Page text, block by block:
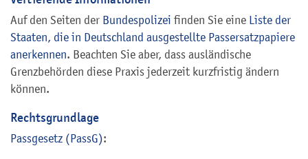
Auf den Seiten der Bundespolizei finden Sie eine Liste der
Staaten, die in Deutschland ausgestellte Passersatzpapiere
anerkennen. Beachten Sie aber, dass ausländische
Grenzbehörden diese Praxis jederzeit kurzfristig ändern
können.
Rechtsgrundlage
Passgesetz (PassG):